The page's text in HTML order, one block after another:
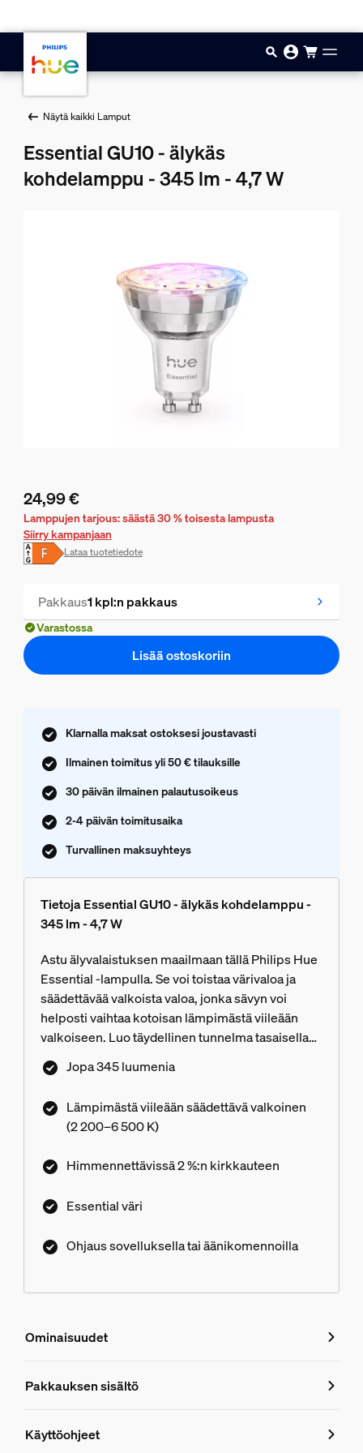
Näytä kaikki Lamput
Essential GU10 - älykäs
kohdelamppu - 345 lm - 4,7 W
Nykyinen hinta on 24,99 €
24,99 €
Lamppujen tarjous: säästä 30 % toisesta lampusta
Siirry kampanjaan
Lataa tuotetiedote
Pakkaus1 kpl:n pakkaus
Varastossa
Lisää ostoskoriin
Klarnalla maksat ostoksesi joustavasti
Ilmainen toimitus yli 50 € tilauksille
30 päivän ilmainen palautusoikeus
2-4 päivän toimitusaika
Turvallinen maksuyhteys
Tietoja Essential GU10 - älykäs kohdelamppu -
345 lm - 4,7 W
Astu älyvalaistuksen maailmaan tällä Philips Hue
Essential -lampulla. Se voi toistaa värivaloa ja
säädettävää valkoista valoa, jonka sävyn voi
helposti vaihtaa kotoisan lämpimästä viileään
valkoiseen. Luo täydellinen tunnelma tasaisella
himmennyksellä, miljoonilla väreillä ja
asiantuntijoidemme suunnittelemilla
kaikkien Philips Hue -tuotteiden kanssa.
Jopa 345 luumenia
Lämpimästä viileään säädettävä valkoinen
(2 200–6 500 K)
Himmennettävissä 2 %:n kirkkauteen
Essential väri
Ohjaus sovelluksella tai äänikomennoilla
Ominaisuudet
Ominaisuudet
8720169392427
Pakkauksen sisältö
Käyttöohjeet